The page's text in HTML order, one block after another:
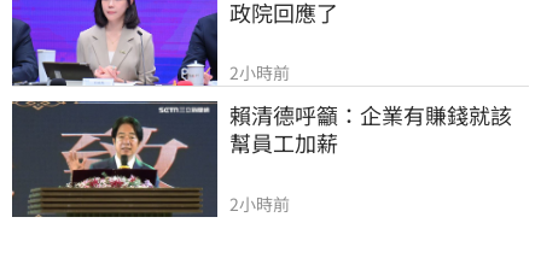
政院回應了
2小時前
賴清德呼籲：企業有賺錢就該
幫員工加薪
2小時前